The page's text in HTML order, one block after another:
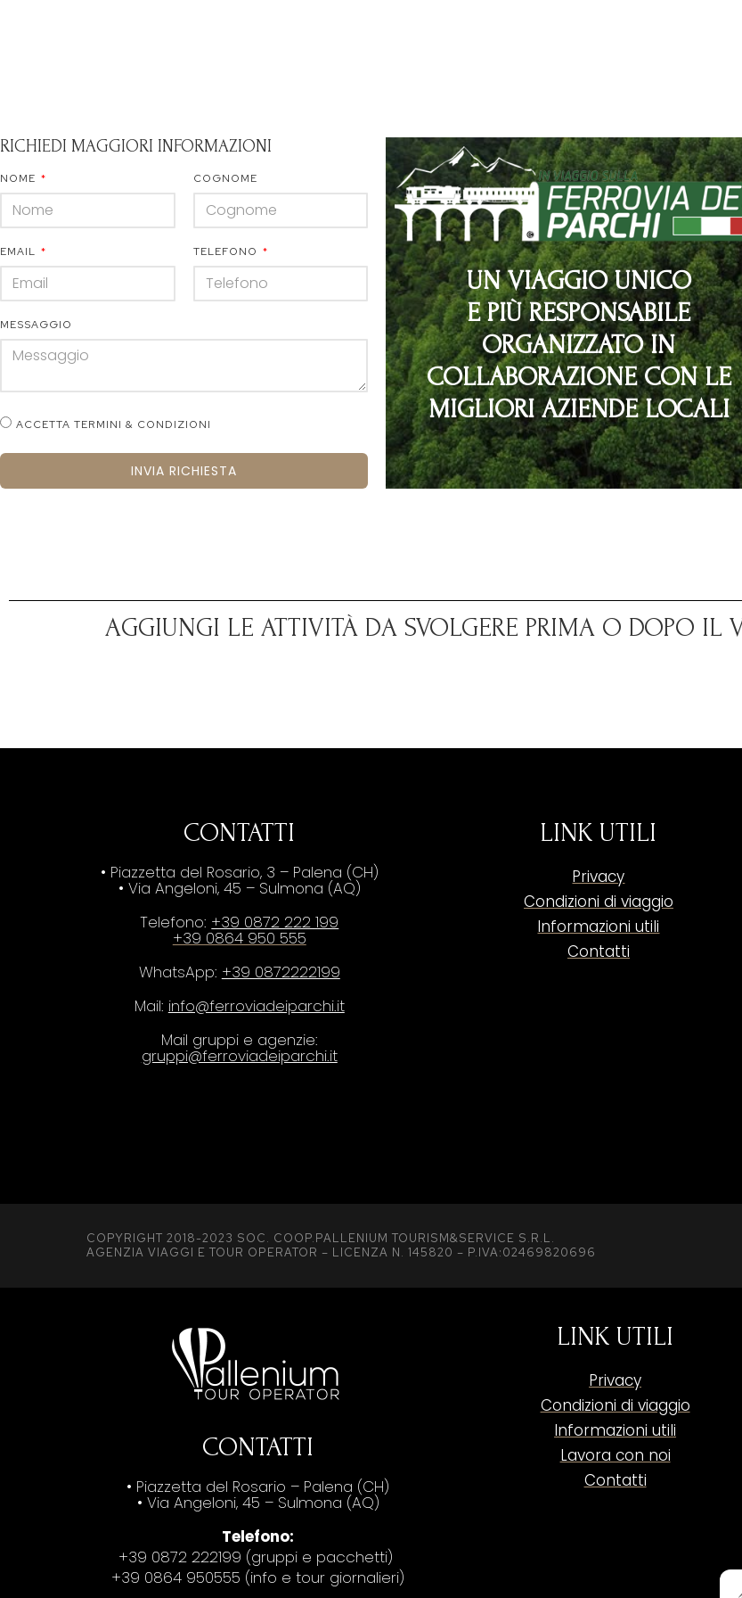
RICHIEDI MAGGIORI INFORMAZIONI
NOME COGNOME
EMAIL TELEFONO
MESSAGGIO
ACCETTA TERMINI & CONDIZIONI
INVIA RICHIESTA
UN VIAGGIO UNICO
E PIÙ RESPONSABILE
ORGANIZZATO IN
COLLABORAZIONE CON LE
MIGLIORI AZIENDE LOCALI
AGGIUNGI LE ATTIVITÀ DA SVOLGERE PRIMA O DOPO IL
CONTATTI
• Piazzetta del Rosario, 3 – Palena (CH)
• Via Angeloni, 45 – Sulmona (AQ)
Telefono: +39 0872 222 199
+39 0864 950 555
WhatsApp: +39 0872222199
Mail: info@ferroviadeiparchi.it
Mail gruppi e agenzie:
gruppi@ferroviadeiparchi.it
LINK UTILI
Privacy
Condizioni di viaggio
Informazioni utili
Contatti
COPYRIGHT 2018-2023 SOC. COOP.PALLENIUM TOURISM&SERVICE S.R.L.
AGENZIA VIAGGI E TOUR OPERATOR – LICENZA N. 145820 – P.IVA:02469820696
CONTATTI
• Piazzetta del Rosario – Palena (CH)
• Via Angeloni, 45 – Sulmona (AQ)
Telefono:
+39 0872 222199 (gruppi e pacchetti)
+39 0864 950555 (info e tour giornalieri)
LINK UTILI
Privacy
Condizioni di viaggio
Informazioni utili
Lavora con noi
Contatti